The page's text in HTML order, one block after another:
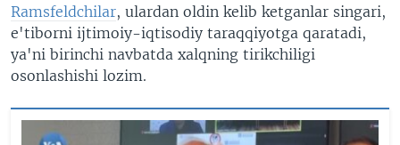
Ramsfeldchilar, ulardan oldin kelib ketganlar singari,
e'tiborni ijtimoiy-iqtisodiy taraqqiyotga qaratadi,
ya'ni birinchi navbatda xalqning tirikchiligi
osonlashishi lozim.